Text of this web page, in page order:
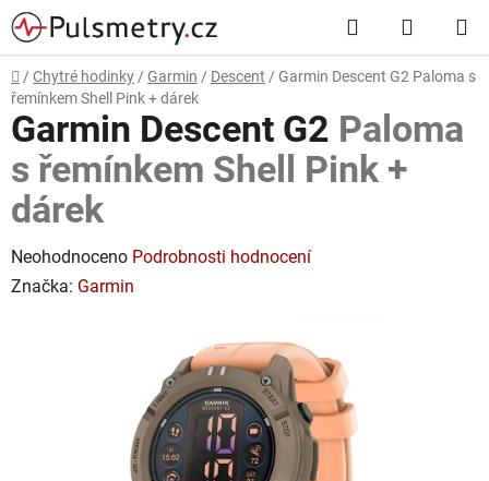
Přejít
na
obsah
Hledat
KOŠÍK
Domů
/ Chytré hodinky / Garmin / Descent / Garmin Descent G2 Paloma s
řemínkem Shell Pink + dárek
Garmin Descent G2 Paloma
s řemínkem Shell Pink +
dárek
Průměrné
hodnocení
Neohodnoceno Podrobnosti hodnocení
Značka: Garmin